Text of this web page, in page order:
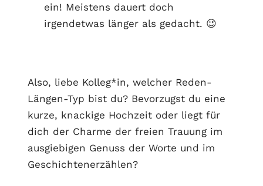
ein! Meistens dauert doch
irgendetwas länger als gedacht. 😉
Also, liebe Kolleg*in, welcher Reden-
Längen-Typ bist du? Bevorzugst du eine
kurze, knackige Hochzeit oder liegt für
dich der Charme der freien Trauung im
ausgiebigen Genuss der Worte und im
Geschichtenerzählen?